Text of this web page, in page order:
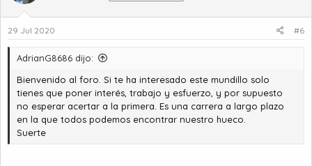
29 Jul 2020 #6
AdrianG8686 dijo:
Bienvenido al foro. Si te ha interesado este mundillo solo
tienes que poner interés, trabajo y esfuerzo, y por supuesto
no esperar acertar a la primera. Es una carrera a largo plazo
en la que todos podemos encontrar nuestro hueco.
Suerte